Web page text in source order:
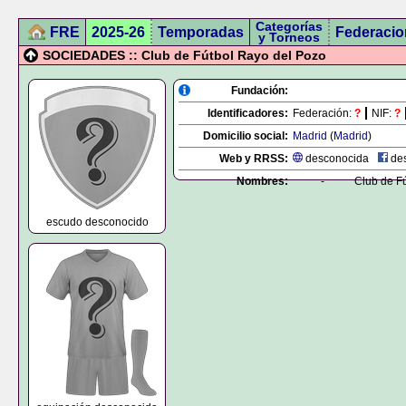
FRE 2025-26 Temporadas Categorías
y Torneos
SOCIEDADES :: Club de Fútbol Rayo del Pozo
escudo desconocido
Fundación:
Identificadores: Federación: ? NIF: ?
Domicilio social: Madrid (Madrid)
Web y RRSS:
desconocida
Nombres:
- Club de